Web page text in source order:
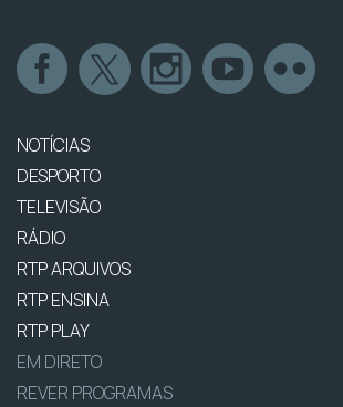
NOTÍCIAS
DESPORTO
TELEVISÃO
RÁDIO
RTP ARQUIVOS
RTP ENSINA
RTP PLAY
EM DIRETO
REVER PROGRAMAS